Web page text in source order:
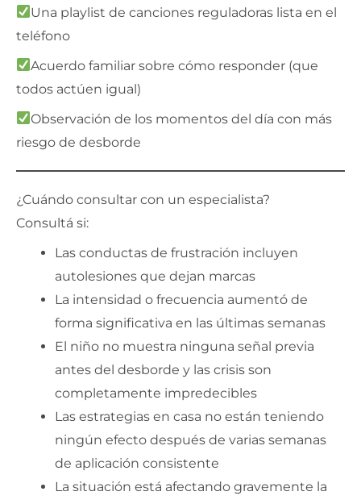
Una playlist de canciones reguladoras lista en el
teléfono
Acuerdo familiar sobre cómo responder (que
todos actúen igual)
Observación de los momentos del día con más
riesgo de desborde
¿Cuándo consultar con un especialista?
Consultá si:
Las conductas de frustración incluyen
autolesiones que dejan marcas
La intensidad o frecuencia aumentó de
forma significativa en las últimas semanas
El niño no muestra ninguna señal previa
antes del desborde y las crisis son
completamente impredecibles
Las estrategias en casa no están teniendo
ningún efecto después de varias semanas
de aplicación consistente
La situación está afectando gravemente la